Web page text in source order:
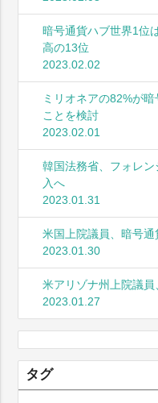
暗号通貨ハブ世界1位
高の13位
2023.02.02
ミリオネアの82%が
ことを検討
2023.02.01
韓国法務省、フォレ
入へ
2023.01.31
米国上院議員、暗号
2023.01.30
米アリゾナ州上院議
2023.01.27
タグ